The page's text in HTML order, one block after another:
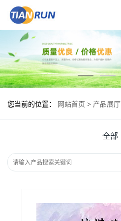
您当前的位置： 网站首页 > 产品展厅
全部